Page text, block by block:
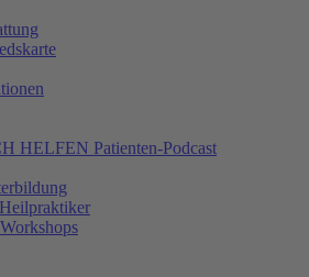
HELFEN Patienten-Podcast